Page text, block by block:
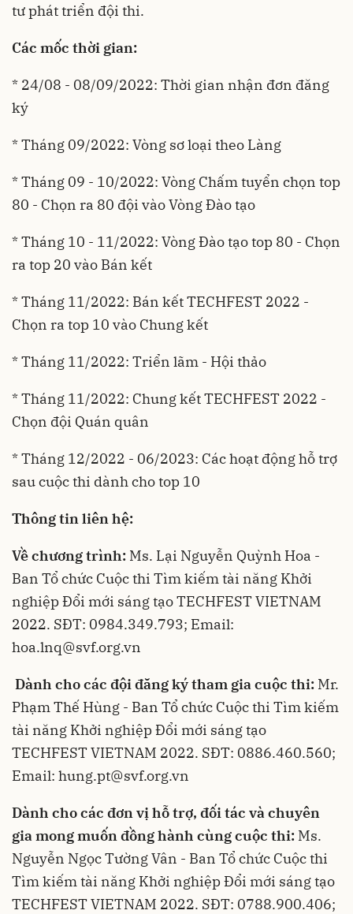
tư phát triển đội thi.
Các mốc thời gian:
* 24/08 - 08/09/2022: Thời gian nhận đơn đăng
ký
* Tháng 09/2022: Vòng sơ loại theo Làng
* Tháng 09 - 10/2022: Vòng Chấm tuyển chọn top
80 - Chọn ra 80 đội vào Vòng Đào tạo
* Tháng 10 - 11/2022: Vòng Đào tạo top 80 - Chọn
ra top 20 vào Bán kết
* Tháng 11/2022: Bán kết TECHFEST 2022 -
Chọn ra top 10 vào Chung kết
* Tháng 11/2022: Triển lãm - Hội thảo
* Tháng 11/2022: Chung kết TECHFEST 2022 -
Chọn đội Quán quân
* Tháng 12/2022 - 06/2023: Các hoạt động hỗ trợ
sau cuộc thi dành cho top 10
Thông tin liên hệ:
Về chương trình: Ms. Lại Nguyễn Quỳnh Hoa -
Ban Tổ chức Cuộc thi Tìm kiếm tài năng Khởi
nghiệp Đổi mới sáng tạo TECHFEST VIETNAM
2022. SĐT: 0984.349.793; Email:
hoa.lnq@svf.org.vn
Dành cho các đội đăng ký tham gia cuộc thi: Mr.
Phạm Thế Hùng - Ban Tổ chức Cuộc thi Tìm kiếm
tài năng Khởi nghiệp Đổi mới sáng tạo
TECHFEST VIETNAM 2022. SĐT: 0886.460.560;
Email: hung.pt@svf.org.vn
Dành cho các đơn vị hỗ trợ, đối tác và chuyên
gia mong muốn đồng hành cùng cuộc thi: Ms.
Nguyễn Ngọc Tường Vân - Ban Tổ chức Cuộc thi
Tìm kiếm tài năng Khởi nghiệp Đổi mới sáng tạo
TECHFEST VIETNAM 2022. SĐT: 0788.900.406;